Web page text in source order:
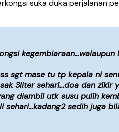
suka duka perjalanan
sgt mase tu tp kepala ni
3liter sehari…doa dan zikir
diambil utk susu pulih
sehari…kadang2 sedih juga